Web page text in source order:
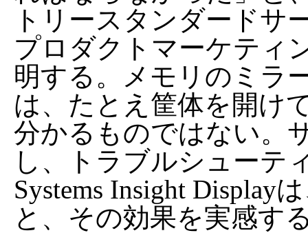
トリースタンダードサ
プロダクトマーケティ
明する。メモリのミラ
は、たとえ筐体を開け
分かるものではない。
し、トラブルシューテ
Systems Insight Display
と、その効果を実感す